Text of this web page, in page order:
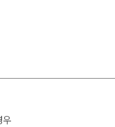
우